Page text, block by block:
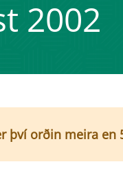
2002
því orðin meira en